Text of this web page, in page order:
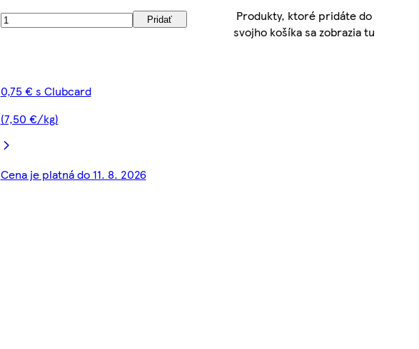
Pridať
0,75 € s Clubcard
(7,50 €/kg)
Cena je platná do 11. 8. 2026
Produkty, ktoré pridáte do
svojho košíka sa zobrazia tu